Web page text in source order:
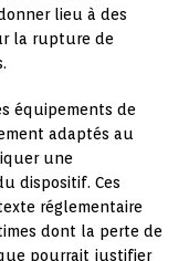
lieu à des
la rupture de
équipements de
adaptés au
une
dispositif. Ces
réglementaire
dont la perte de
pourrait justifier